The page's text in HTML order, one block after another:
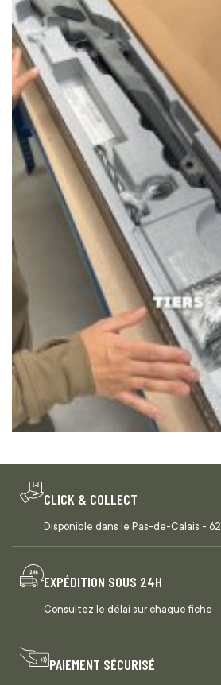
CLICK & COLLECT
Disponible dans le Pas-de-Calais - 62
EXPÉDITION SOUS 24H
Consultez le délai sur chaque fiche
PAIEMENT SÉCURISÉ